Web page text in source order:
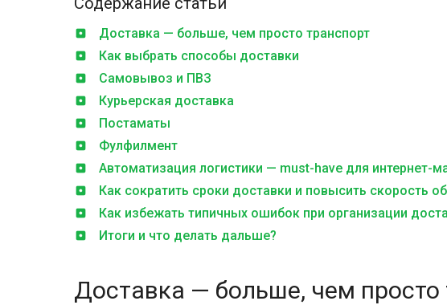
Доставка — больше, чем просто транспорт
Как выбрать способы доставки
Самовывоз и ПВЗ
Курьерская доставка
Постаматы
Фулфилмент
Автоматизация логистики — must-have для интернет-
Как сократить сроки доставки и повысить скорость
Как избежать типичных ошибок при организации
Итоги и что делать дальше?
Доставка — больше, чем просто